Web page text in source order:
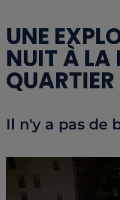
UNE
NUIT À LA
Il n'y a pas de